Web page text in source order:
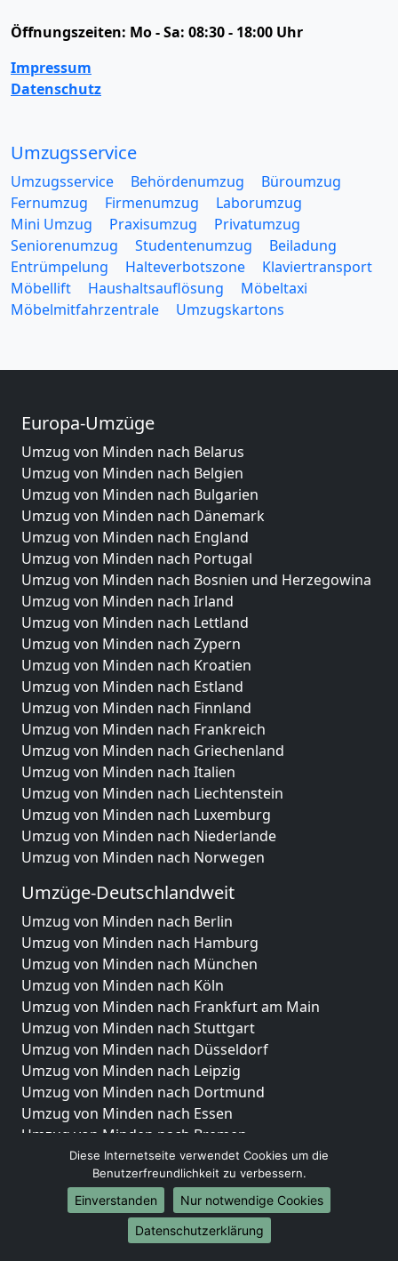
Öffnungszeiten: Mo - Sa: 08:30 - 18:00 Uhr
Impressum
Datenschutz
Umzugsservice
Umzugsservice Behördenumzug
Büroumzug
Fernumzug
Firmenumzug
Laborumzug
Mini Umzug
Praxisumzug
Privatumzug
Seniorenumzug
Studentenumzug
Beiladung
Entrümpelung
Halteverbotszone
Klaviertransport
Möbellift
Haushaltsauflösung
Möbeltaxi
Möbelmitfahrzentrale
Umzugskartons
Europa-Umzüge
Umzug von Minden nach Belarus
Umzug von Minden nach Belgien
Umzug von Minden nach Bulgarien
Umzug von Minden nach Dänemark
Umzug von Minden nach England
Umzug von Minden nach Portugal
Umzug von Minden nach Bosnien und Herzegowina
Umzug von Minden nach Irland
Umzug von Minden nach Lettland
Umzug von Minden nach Zypern
Umzug von Minden nach Kroatien
Umzug von Minden nach Estland
Umzug von Minden nach Finnland
Umzug von Minden nach Frankreich
Umzug von Minden nach Griechenland
Umzug von Minden nach Italien
Umzug von Minden nach Liechtenstein
Umzug von Minden nach Luxemburg
Umzug von Minden nach Niederlande
Umzug von Minden nach Norwegen
Umzüge-Deutschlandweit
Umzug von Minden nach Berlin
Umzug von Minden nach Hamburg
Umzug von Minden nach München
Umzug von Minden nach Köln
Umzug von Minden nach Frankfurt am Main
Umzug von Minden nach Stuttgart
Umzug von Minden nach Düsseldorf
Umzug von Minden nach Leipzig
Umzug von Minden nach Dortmund
Umzug von Minden nach Essen
Umzug von Minden nach Bremen
Umzug von Minden nach Dresden
Umzug von Minden nach Hannover
Umzug von Minden nach Nürnberg
Umzug von Minden nach Duisburg
Umzug von Minden nach Bochum
Diese Internetseite verwendet Cookies um die
Benutzerfreundlichkeit zu verbessern.
Einverstanden
Nur notwendige Cookies
Datenschutzerklärung